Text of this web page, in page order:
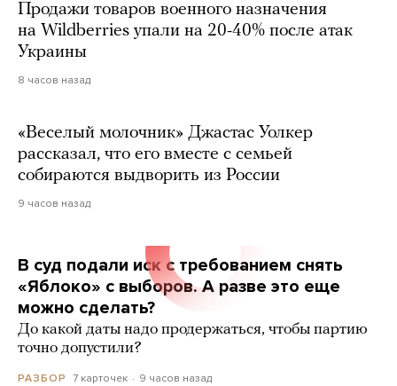
Продажи товаров военного назначения
на Wildberries упали на 20-40% после атак
Украины
8 часов назад
«Веселый молочник» Джастас Уолкер
рассказал, что его вместе с семьей
собираются выдворить из России
9 часов назад
В суд подали иск с требованием снять
«Яблоко» с выборов. А разве это еще
можно сделать?
До какой даты надо продержаться, чтобы партию
точно допустили?
РАЗБОР 7 карточек 9 часов назад